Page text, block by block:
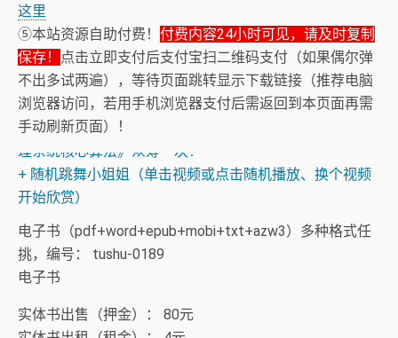
这里
⑤本站资源自助付费！ 付费内容24小时可见，请及时复制
保存！
点击立即支付后支付宝扫二维码支付（如果偶尔弹
不出多试两遍），等待页面跳转显示下载链接（推荐电脑
浏览器访问，若用手机浏览器支付后需返回到本页面再需
手动刷新页面）！
+ AV女神文化课！近400位AV女优明星故事简介
+ 恭喜IP为180.201.1.217的网友为电子书籍《动力电池管
理系统核心算法》众筹一次！
+ 随机跳舞小姐姐（单击视频或点击随机播放、换个视频
开始欣赏）
+ 恭喜IP为180.201.1.217的网友为电子书籍《动力电池管
理系统核心算法》众筹一次！
电子书（pdf+word+epub+mobi+txt+azw3）多种格式任
挑，编号： tushu-0189
电子书
实体书出售（押金）： 80元